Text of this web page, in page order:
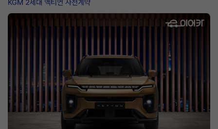
KGM 2세대 액티언 사전계약